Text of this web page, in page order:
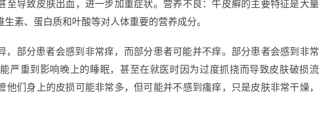
至导致皮肤出血，进一步加重症状。营养不良：牛皮癣的主要特征是大量
素、蛋白质和叶酸等对人体重要的营养成分。
，部分患者会感到非常痒，而部分患者可能并不痒。部分患者会感到非常
严重到影响晚上的睡眠，甚至在就医时因为过度抓挠而导致皮肤破损流
他们身上的皮损可能非常多，但可能并不感到瘙痒，只是皮肤非常干燥，